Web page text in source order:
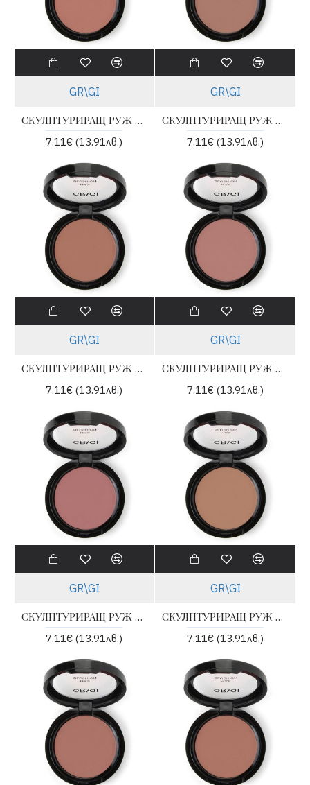
GR\GI
СКУЛПТУРИРАЩ РУЖ ЗА ЛИЦЕ - 06
7.11€ (13.91лв.)
GR\GI
СКУЛПТУРИРАЩ РУЖ ЗА ЛИЦЕ - 07
7.11€ (13.91лв.)
GR\GI
СКУЛПТУРИРАЩ РУЖ ЗА ЛИЦЕ - 08
7.11€ (13.91лв.)
GR\GI
СКУЛПТУРИРАЩ РУЖ ЗА ЛИЦЕ - 12
7.11€ (13.91лв.)
GR\GI
СКУЛПТУРИРАЩ РУЖ ЗА ЛИЦЕ - 13
7.11€ (13.91лв.)
GR\GI
СКУЛПТУРИРАЩ РУЖ ЗА ЛИЦЕ - 14
7.11€ (13.91лв.)